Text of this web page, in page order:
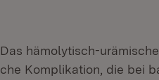
Das hämolytisch-
che Komplikation, die bei